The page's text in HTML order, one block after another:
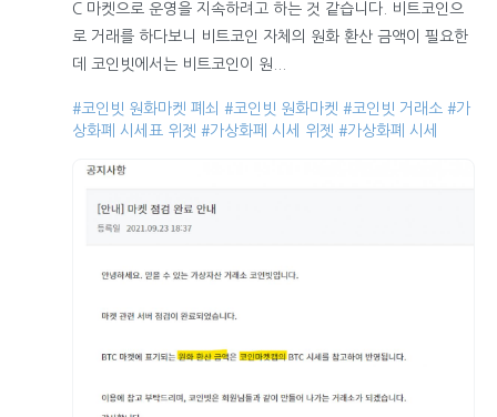
C 마켓으로 운영을 지속하려고 하는 것 같습니다. 비트코인으
로 거래를 하다보니 비트코인 자체의 원화 환산 금액이 필요한
데 코인빗에서는 비트코인이 원...
#코인빗 원화마켓 폐쇠 #코인빗 원화마켓 #코인빗 거래소 #가
상화폐 시세표 위젯 #가상화페 시세 위젯 #가상화폐 시세